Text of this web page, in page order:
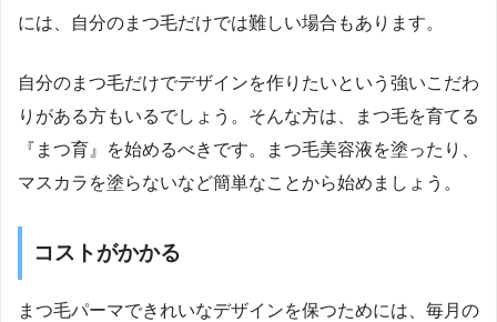
には、自分のまつ毛だけでは難しい場合もあります。
自分のまつ毛だけでデザインを作りたいという強いこだわ
りがある方もいるでしょう。そんな方は、まつ毛を育てる
『まつ育』を始めるべきです。まつ毛美容液を塗ったり、
マスカラを塗らないなど簡単なことから始めましょう。
コストがかかる
まつ毛パーマできれいなデザインを保つためには、毎月の